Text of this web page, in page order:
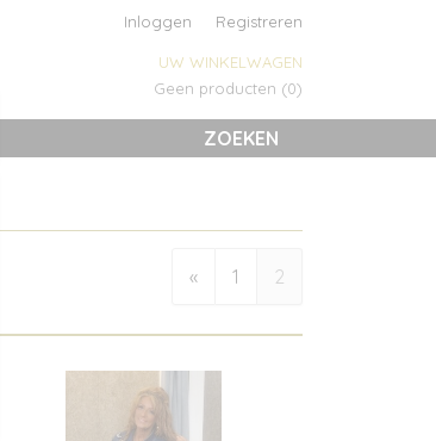
Inloggen Registreren
UW WINKELWAGEN
Geen producten (0)
ZOEKEN
« 1 2